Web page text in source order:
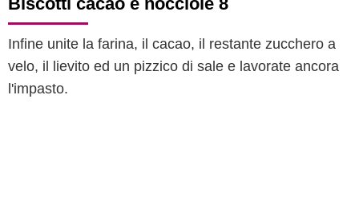
Infine unite la farina, il cacao, il restante zucchero a
velo, il lievito ed un pizzico di sale e lavorate ancora
l'impasto.